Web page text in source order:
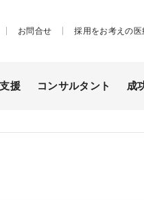
お問合せ 採用をお考えの医
援 コンサルタント 成